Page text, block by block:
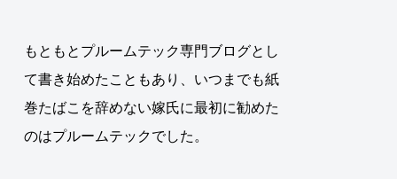
もともとプルームテック専門ブログとし
て書き始めたこともあり、いつまでも紙
巻たばこを辞めない嫁氏に最初に勧めた
のはプルームテックでした。